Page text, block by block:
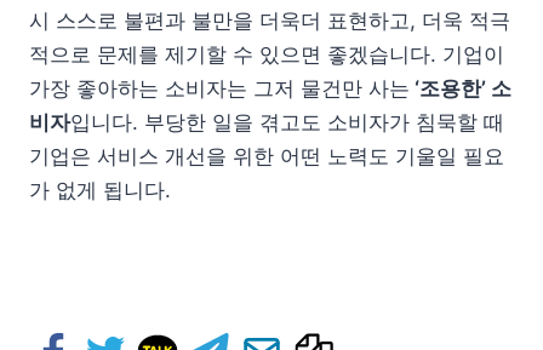
시 스스로 불편과 불만을 더욱더 표현하고, 더욱 적극
적으로 문제를 제기할 수 있으면 좋겠습니다. 기업이
가장 좋아하는 소비자는 그저 물건만 사는 ‘조용한’ 소
비자입니다. 부당한 일을 겪고도 소비자가 침묵할 때
기업은 서비스 개선을 위한 어떤 노력도 기울일 필요
가 없게 됩니다.